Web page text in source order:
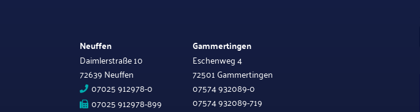
Neuffen
Daimlerstraße 10
72639 Neuffen
07025 912978-0
07025 912978-899
Gammertingen
Eschenweg 4
72501 Gammertingen
07574 932089-0
07574 932089-719